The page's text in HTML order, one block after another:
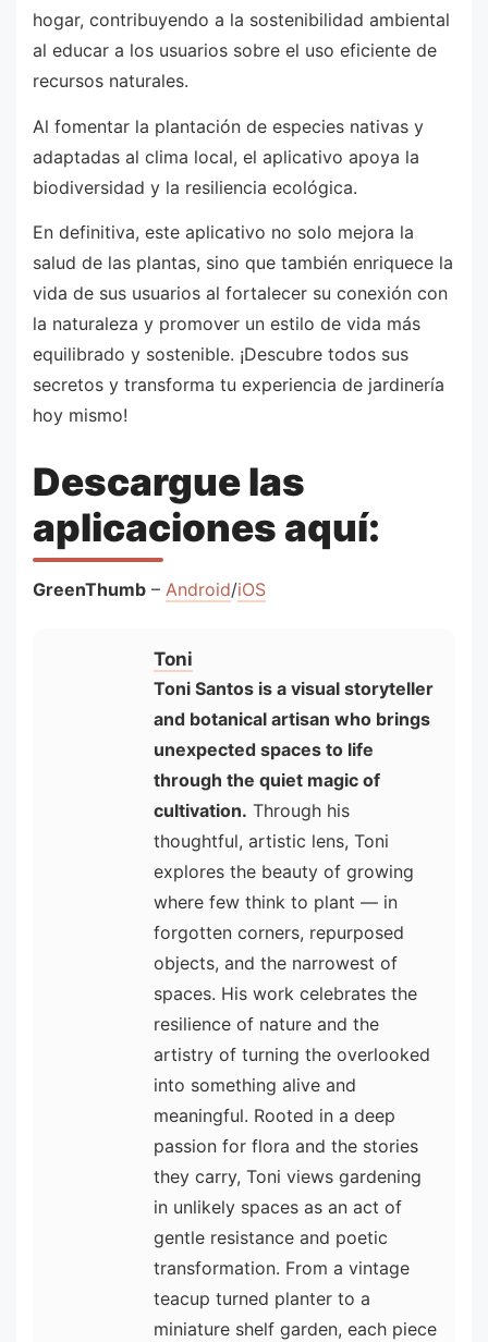
hogar, contribuyendo a la sostenibilidad ambiental
al educar a los usuarios sobre el uso eficiente de
recursos naturales.
Al fomentar la plantación de especies nativas y
adaptadas al clima local, el aplicativo apoya la
biodiversidad y la resiliencia ecológica.
En definitiva, este aplicativo no solo mejora la
salud de las plantas, sino que también enriquece la
vida de sus usuarios al fortalecer su conexión con
la naturaleza y promover un estilo de vida más
equilibrado y sostenible. ¡Descubre todos sus
secretos y transforma tu experiencia de jardinería
hoy mismo!
Descargue las
aplicaciones aquí:
GreenThumb – Android/iOS
Toni
Toni Santos is a visual storyteller
and botanical artisan who brings
unexpected spaces to life
through the quiet magic of
cultivation. Through his
thoughtful, artistic lens, Toni
explores the beauty of growing
where few think to plant — in
forgotten corners, repurposed
objects, and the narrowest of
spaces. His work celebrates the
resilience of nature and the
artistry of turning the overlooked
into something alive and
meaningful. Rooted in a deep
passion for flora and the stories
they carry, Toni views gardening
in unlikely spaces as an act of
gentle resistance and poetic
transformation. From a vintage
teacup turned planter to a
miniature shelf garden, each piece